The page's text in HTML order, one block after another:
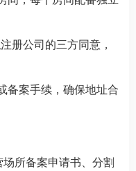
册公司的三方同意，
备案手续，确保地址合
场所备案申请书、分割